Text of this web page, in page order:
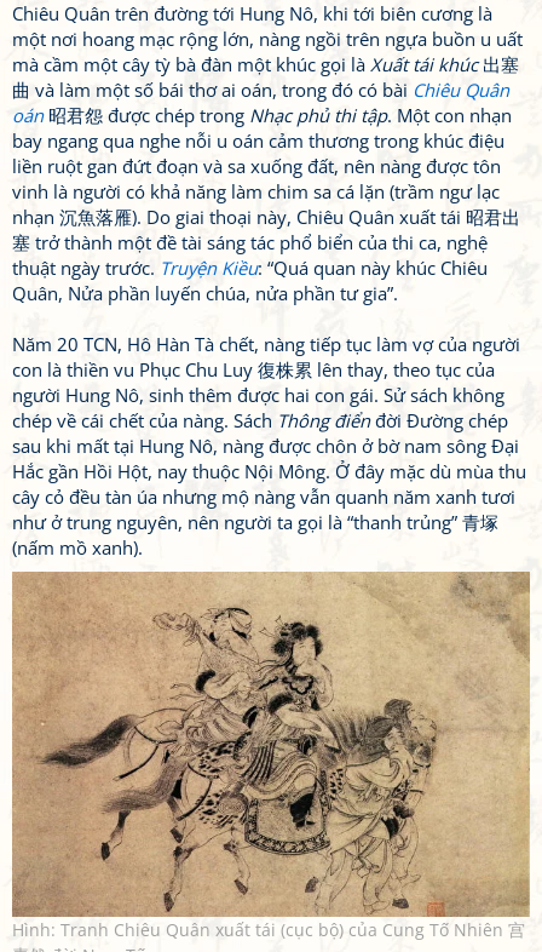
Chiêu Quân trên đường tới Hung Nô, khi tới biên cương là
một nơi hoang mạc rộng lớn, nàng ngồi trên ngựa buồn u uất
mà cầm một cây tỳ bà đàn một khúc gọi là Xuất tái khúc出塞
曲 và làm một số bái thơ ai oán, trong đó có bài Chiêu Quân
oán昭君怨 được chép trong Nhạc phủ thi tập. Một con nhạn
bay ngang qua nghe nỗi u oán cảm thương trong khúc điệu
liền ruột gan đứt đoạn và sa xuống đất, nên nàng được tôn
vinh là người có khả năng làm chim sa cá lặn (trầm ngư lạc
nhạn 沉魚落雁). Do giai thoại này, Chiêu Quân xuất tái 昭君出
塞 trở thành một đề tài sáng tác phổ biển của thi ca, nghệ
thuật ngày trước. Truyện Kiều: “Quá quan này khúc Chiêu
Quân, Nửa phần luyến chúa, nửa phần tư gia”.
Năm 20 TCN, Hô Hàn Tà chết, nàng tiếp tục làm vợ của người
con là thiền vu Phục Chu Luy 復株累 lên thay, theo tục của
người Hung Nô, sinh thêm được hai con gái. Sử sách không
chép về cái chết của nàng. Sách Thông điểnđời Đường chép
sau khi mất tại Hung Nô, nàng được chôn ở bờ nam sông Đại
Hắc gần Hồi Hột, nay thuộc Nội Mông. Ở đây mặc dù mùa thu
cây cỏ đều tàn úa nhưng mộ nàng vẫn quanh năm xanh tươi
như ở trung nguyên, nên người ta gọi là “thanh trủng” 青塚
(nấm mồ xanh).
Hình: Tranh Chiêu Quân xuất tái (cục bộ) của Cung Tố Nhiên 宫